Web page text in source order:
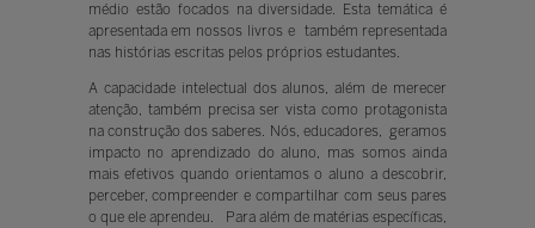
médio estão focados na diversidade. Esta temática é
apresentada em nossos livros e também representada
nas histórias escritas pelos próprios estudantes.
A capacidade intelectual dos alunos, além de merecer
atenção, também precisa ser vista como protagonista
na construção dos saberes. Nós, educadores, geramos
impacto no aprendizado do aluno, mas somos ainda
mais efetivos quando orientamos o aluno a descobrir,
perceber, compreender e compartilhar com seus pares
o que ele aprendeu. Para além de matérias específicas,